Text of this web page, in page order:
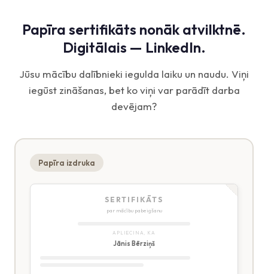
Papīra sertifikāts nonāk atvilktnē.
Digitālais — LinkedIn.
Jūsu mācību dalībnieki iegulda laiku un naudu. Viņi
iegūst zināšanas, bet ko viņi var parādīt darba
devējam?
Papīra izdruka
SERTIFIKĀTS
par mācību pabeigšanu
APLIECINA, KA
Jānis Bērziņš